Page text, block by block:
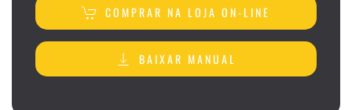
COMPRAR NA LOJA ON-LINE
BAIXAR MANUAL